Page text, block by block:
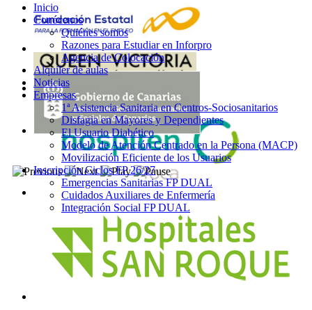
Inicio
Conócenos
Quiénes somos
Razones para Estudiar en Inforpro
Agencia de Colocación
Alquiler de aulas
Noticias
Empresas
1ª Asistencia Sanitaria en Centros-Sociosanitarios
Disfagia en Mayores y Dependientes
El Usuario Diabético
Modelo de Atención Centrado en la Persona (MACP)
Movilización Eficiente de los Usuarios
Inscripción Ciclos FP 26/27
Emergencias Sanitarias FP DUAL
Cuidados Auxiliares de Enfermería
Integración Social FP DUAL